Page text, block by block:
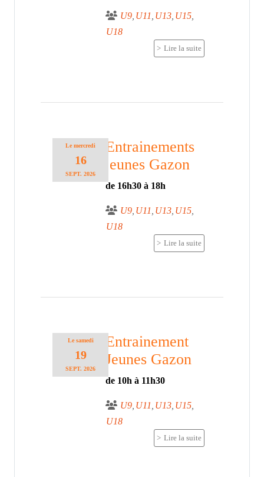
U9 U11 U13 U15
U18
Lire la suite
Le mercredi
16
SEPT. 2026
Entrainements
jeunes Gazon
de 16h30 à 18h
U9 U11 U13 U15
U18
Lire la suite
Le samedi
19
SEPT. 2026
Entrainement
Jeunes Gazon
de 10h à 11h30
U9 U11 U13 U15
U18
Lire la suite